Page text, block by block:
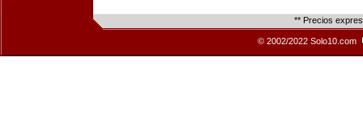
** Precios
© 2002/2022 Solo10.com